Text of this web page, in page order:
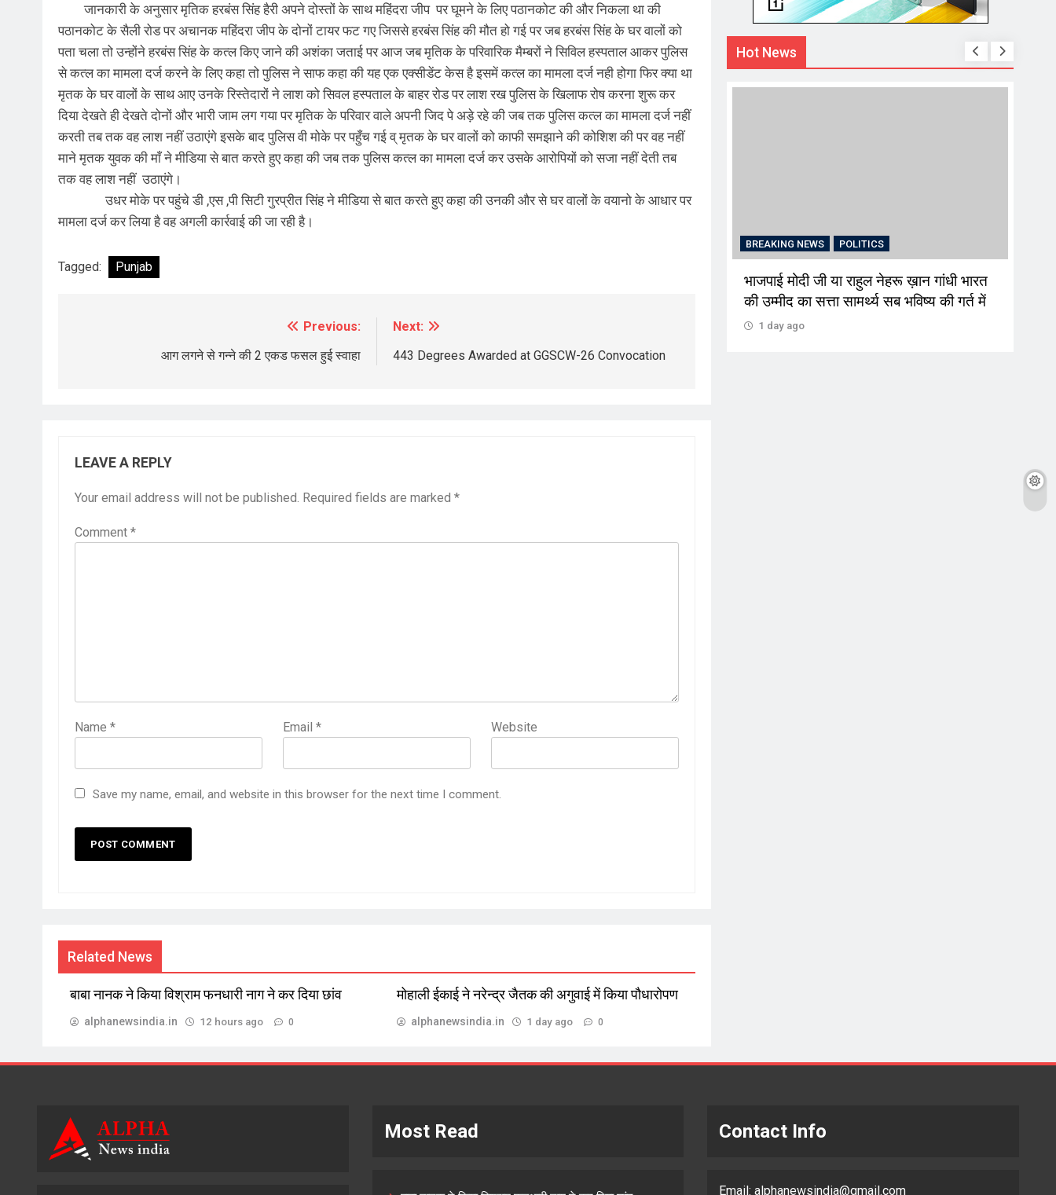
जानकारी के अनुसार मृतिक हरबंस सिंह हैरी अपने दोस्तों के साथ महिंदरा जीप पर घूमने के लिए पठानकोट की और निकला था की
पठानकोट के सैली रोड पर अचानक महिंदरा जीप के दोनों टायर फट गए जिससे हरबंस सिंह की मौत हो गई पर जब हरबंस सिंह के घर वालों को
पता चला तो उन्होंने हरबंस सिंह के कत्ल किए जाने की अशंका जताई पर आज जब मृतिक के परिवारिक मैम्बरों ने सिविल हस्पताल आकर पुलिस
से कत्ल का मामला दर्ज करने के लिए कहा तो पुलिस ने साफ कहा की यह एक एक्सीडेंट केस है इसमें कत्ल का मामला दर्ज नही होगा फिर क्या था
मृतक के घर वालों के साथ आए उनके रिस्तेदारों ने लाश को सिवल हस्पताल के बाहर रोड पर लाश रख पुलिस के खिलाफ रोष करना शुरू कर
दिया देखते ही देखते दोनों और भारी जाम लग गया पर मृतिक के परिवार वाले अपनी जिद पे अड़े रहे की जब तक पुलिस कत्ल का मामला दर्ज नहीं
करती तब तक वह लाश नहीं उठाएंगे इसके बाद पुलिस वी मोके पर पहुँच गई व् मृतक के घर वालों को काफी समझाने की कोशिश की पर वह नहीं
माने मृतक युवक की माँ ने मीडिया से बात करते हुए कहा की जब तक पुलिस कत्ल का मामला दर्ज कर उसके आरोपियों को सजा नहीं देती तब
तक वह लाश नहीं उठाएंगे।
उधर मोके पर पहुंचे डी ,एस ,पी सिटी गुरप्रीत सिंह ने मीडिया से बात करते हुए कहा की उनकी और से घर वालों के वयानो के आधार पर
मामला दर्ज कर लिया है वह अगली कार्रवाई की जा रही है।
Tagged: Punjab
navigation
Previous:
आग लगने से गन्ने की 2 एकड फसल हुई स्वाहा
Next:
443 Degrees Awarded at GGSCW-26 Convocation
LEAVE A REPLY
Your email address will not be published. Required fields are marked *
Comment *
Name * Email* Website
Save my name, email, and website in this browser for the next time I comment.
Related News
बाबा नानक ने किया विश्राम फनधारी नाग ने कर दिया छांव
alphanewsindia.in 12 hours ago 0
मोहाली ईकाई ने नरेन्द्र जैतक की अगुवाई में किया पौधारोपण
alphanewsindia.in 1 day ago 0
Hot News
BREAKING NEWS POLITICS
भाजपाई मोदी जी या राहुल नेहरू ख़ान गांधी भारत
की उम्मीद का सत्ता सामर्थ्य सब भविष्य की गर्त में
1 day ago
Most Read Contact Info
Email:alphanewsindia@gmail.com